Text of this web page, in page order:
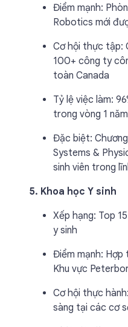
Điểm mạnh:
Robotics mới
Cơ hội thực tập:
100+ công ty
toàn Canada
Tỷ lệ việc làm:
trong vòng 1
Đặc biệt:
Systems &
sinh viên trong
5. Khoa học Y sinh
Xếp hạng: Top
y sinh
Điểm mạnh: Hợp
Khu vực
Cơ hội thực
sàng tại các cơ